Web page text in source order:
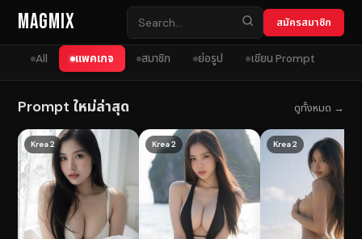
Skip to content
MagMix สมัครสมาชิก
All แพคเกจ สมาชิก ย่อรูป เขียน Prompt
Prompt ใหม่ล่าสุด ดูทั้งหมด →
Krea 2 Krea 2 Krea 2